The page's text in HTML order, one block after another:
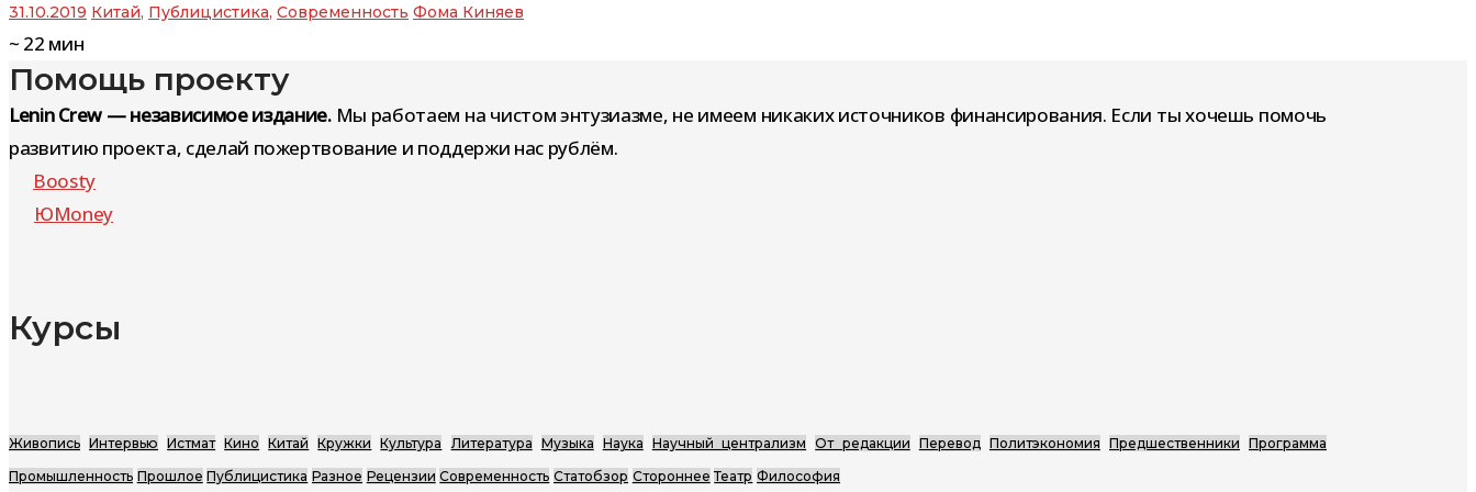
31.10.2019 Китай, Публицистика, Современность Фома Киняев
~ 22 мин
Помощь проекту
Lenin Crew — независимое издание.Мы работаем на чистом энтузиазме, не имеем никаких источников финансирования. Если ты хочешь помочь
развитию проекта, сделай пожертвование и поддержи нас рублём.
Boosty
ЮMoney
Курсы
Живопись Интервью Истмат Кино Китай Кружки Культура Литература Музыка Наука Научный централизм От редакции Перевод Политэкономия Предшественники
Программа
Промышленность Прошлое Публицистика Разное Рецензии Современность Статобзор Стороннее Театр Философия